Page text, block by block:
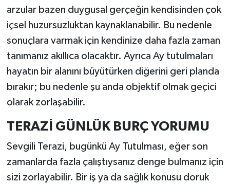
arzular bazen duygusal gerçeğin kendisinden çok
içsel huzursuzluktan kaynaklanabilir. Bu nedenle
sonuçlara varmak için kendinize daha fazla zaman
tanımanız akıllıca olacaktır. Ayrıca Ay tutulmaları
hayatın bir alanını büyütürken diğerini geri planda
bırakır; bu nedenle şu anda objektif olmak geçici
olarak zorlaşabilir.
TERAZİ GÜNLÜK BURÇ YORUMU
Sevgili Terazi, bugünkü Ay Tutulması, eğer son
zamanlarda fazla çalıştıysanız denge bulmanız için
sizi zorlayabilir. Bir iş ya da sağlık konusu doruk